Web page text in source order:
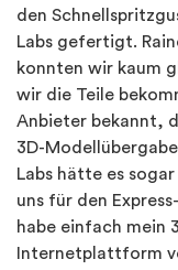
den
Labs gefertigt.
konnten wir kaum
wir die Teile
Anbieter bekannt,
3D-
Labs hätte es
uns für den
habe einfach mein
Internetplattform